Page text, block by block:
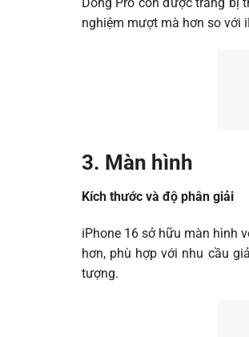
Dòng Pro còn được trang bị
nghiệm mượt mà hơn so với
3. Màn hình
Kích thước và độ phân giải
iPhone 16 sở hữu màn hình
hơn, phù hợp với nhu cầu
tượng.